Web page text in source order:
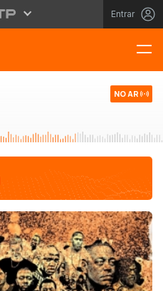
Entrar
NO AR